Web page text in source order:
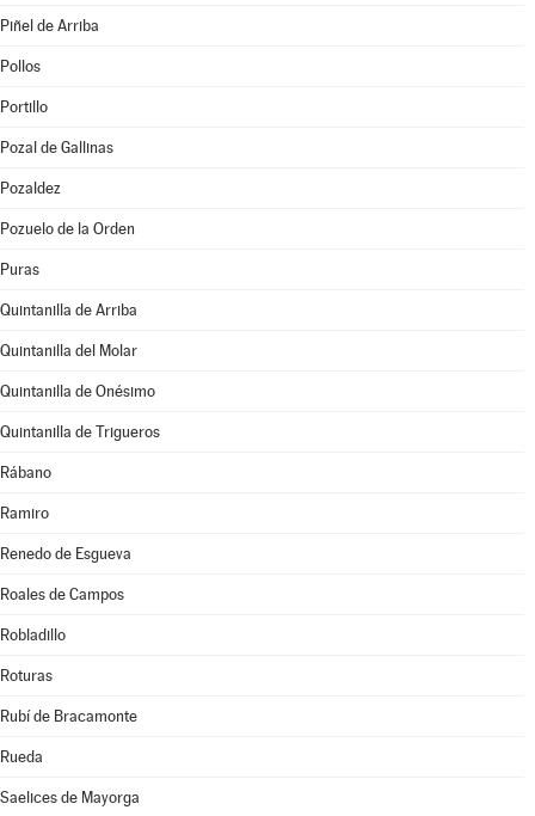
Piñel de Arriba
Pollos
Portillo
Pozal de Gallinas
Pozaldez
Pozuelo de la Orden
Puras
Quintanilla de Arriba
Quintanilla del Molar
Quintanilla de Onésimo
Quintanilla de Trigueros
Rábano
Ramiro
Renedo de Esgueva
Roales de Campos
Robladillo
Roturas
Rubí de Bracamonte
Rueda
Saelices de Mayorga